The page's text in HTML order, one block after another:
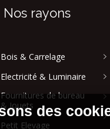
Nos rayons
Bois & Carrelage
Electricité & Luminaire
Fournitures de bureau
& Jouets
Petit Elevage